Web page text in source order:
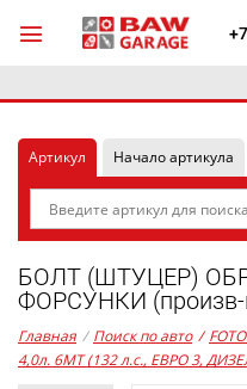
Артикул Начало артикула
БОЛТ (ШТУЦЕР)
ФОРСУНКИ (произв-
Главная / Поиск по авто /
4,0л. 6MT (132 л.с., ЕВРО 3,